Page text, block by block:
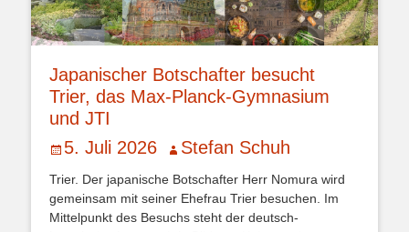
Japanischer Botschafter besucht
Trier, das Max-Planck-Gymnasium
und JTI
Veröffentlicht
am
5. Juli 2026 Autor
Stefan Schuh
Trier. Der japanische Botschafter Herr Nomura wird
gemeinsam mit seiner Ehefrau Trier besuchen. Im
Mittelpunkt des Besuchs steht der deutsch-